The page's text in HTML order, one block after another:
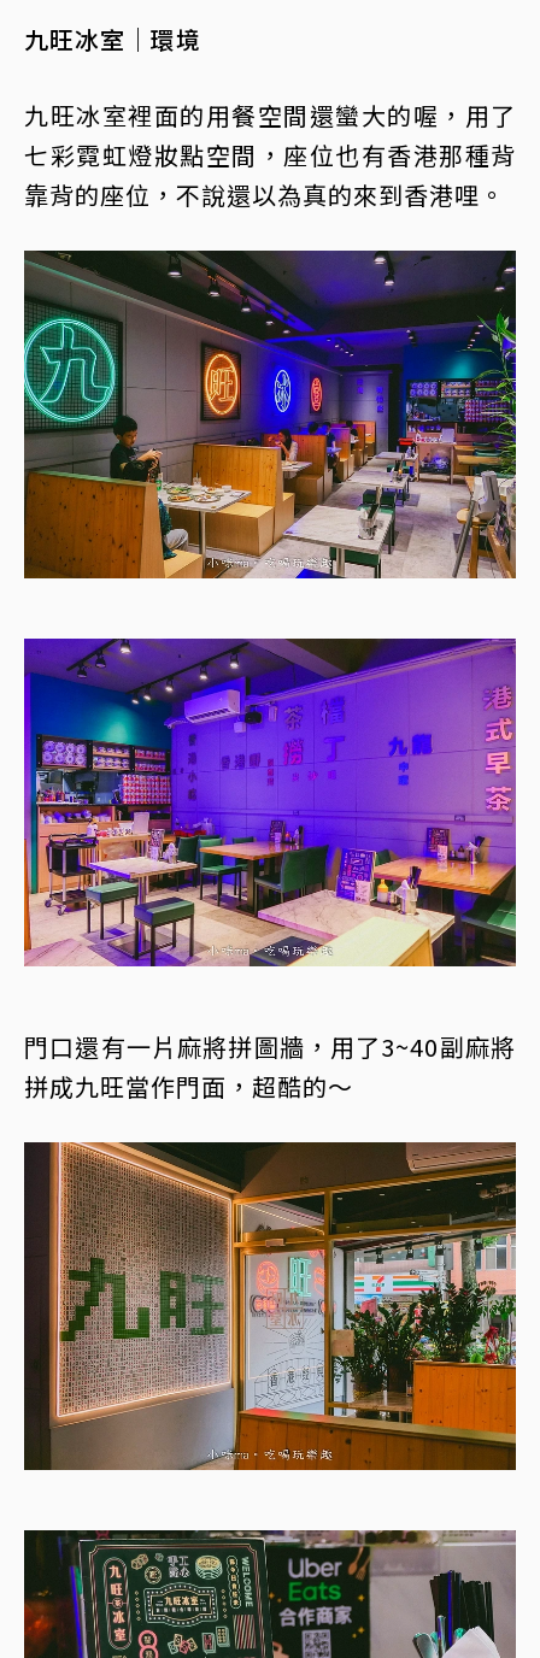
九旺冰室｜環境
九旺冰室裡面的用餐空間還蠻大的喔，用了
七彩霓虹燈妝點空間，座位也有香港那種背
靠背的座位，不說還以為真的來到香港哩。
門口還有一片麻將拼圖牆，用了3~40副麻將
拼成九旺當作門面，超酷的～